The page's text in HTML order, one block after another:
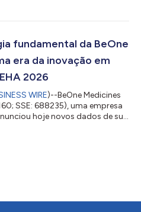
ao rituximabe em
de células do manto (LCM)
é o pr...
fundamental da BeOne
era da inovação em
2026
WIRE)--BeOne Medicines
SSE: 688235), uma empresa
hoje novos dados de sua
de tirosina quinase de Bruton
respostas duradouras